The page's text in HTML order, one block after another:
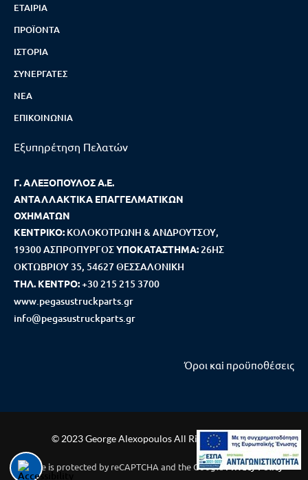
ΕΤΑΙΡΊΑ
ΠΡΟΪΌΝΤΑ
ΙΣΤΟΡΊΑ
ΣΥΝΕΡΓΆΤΕΣ
ΝΈΑ
ΕΠΙΚΟΙΝΩΝΊΑ
Εξυπηρέτηση Πελατών
Γ. ΑΛΕΞΟΠΟΥΛΟΣ Α.Ε.
ΑΝΤΑΛΛΑΚΤΙΚΑ ΕΠΑΓΓΕΛΜΑΤΙΚΩΝ
ΟΧΗΜΑΤΩΝ
ΚΕΝΤΡΙΚΟ: ΚΟΛΟΚΟΤΡΩΝΗ & ΑΝΔΡΟΥΤΣΟΥ,
19300 ΑΣΠΡΟΠΥΡΓΟΣΥΠΟΚΑΤΑΣΤΗΜΑ: 26ΗΣ
ΟΚΤΩΒΡΙΟΥ 35, 54627 ΘΕΣΣΑΛΟΝΙΚΗ
ΤΗΛ. ΚΕΝΤΡΟ:+30 215 215 3700
www.pegasustruckparts.gr
info@pegasustruckparts.gr
Όροι καi προϋποθέσεις
© 2023 George Alexopoulos All Rights Reserved
This site is protected by reCAPTCHA and the Google Privacy Policy